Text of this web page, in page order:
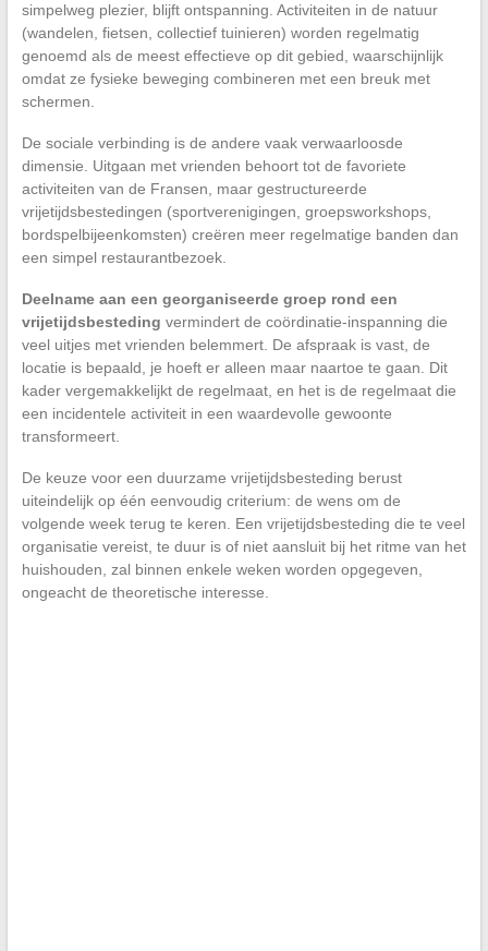
simpelweg plezier, blijft ontspanning. Activiteiten in de natuur
(wandelen, fietsen, collectief tuinieren) worden regelmatig
genoemd als de meest effectieve op dit gebied, waarschijnlijk
omdat ze fysieke beweging combineren met een breuk met
schermen.
De sociale verbinding is de andere vaak verwaarloosde
dimensie. Uitgaan met vrienden behoort tot de favoriete
activiteiten van de Fransen, maar gestructureerde
vrijetijdsbestedingen (sportverenigingen, groepsworkshops,
bordspelbijeenkomsten) creëren meer regelmatige banden dan
een simpel restaurantbezoek.
Deelname aan een georganiseerde groep rond een
vrijetijdsbesteding vermindert de coördinatie-inspanning die
veel uitjes met vrienden belemmert. De afspraak is vast, de
locatie is bepaald, je hoeft er alleen maar naartoe te gaan. Dit
kader vergemakkelijkt de regelmaat, en het is de regelmaat die
een incidentele activiteit in een waardevolle gewoonte
transformeert.
De keuze voor een duurzame vrijetijdsbesteding berust
uiteindelijk op één eenvoudig criterium: de wens om de
volgende week terug te keren. Een vrijetijdsbesteding die te veel
organisatie vereist, te duur is of niet aansluit bij het ritme van het
huishouden, zal binnen enkele weken worden opgegeven,
ongeacht de theoretische interesse.